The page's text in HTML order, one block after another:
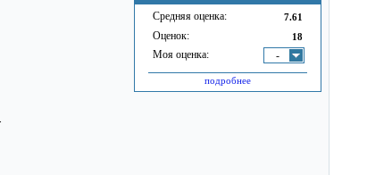
Средняя оценка: 7.61
Оценок: 18
Моя оценка: -
подробнее